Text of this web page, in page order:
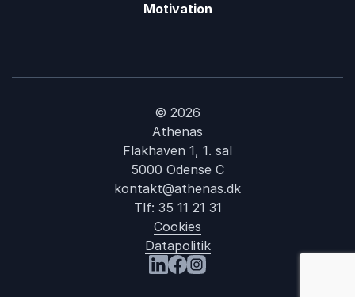
Motivation
© 2026
Athenas
Flakhaven 1, 1. sal
5000 Odense C
kontakt@athenas.dk
Tlf: 35 11 21 31
Cookies
Datapolitik